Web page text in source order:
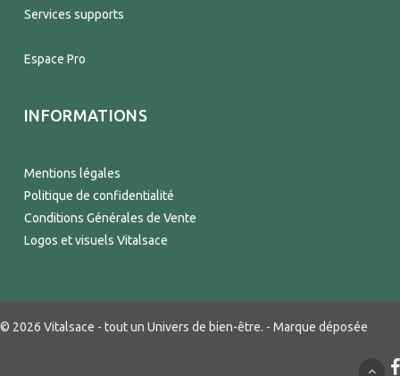
Services supports
Espace Pro
INFORMATIONS
Mentions légales
Politique de confidentialité
Conditions Générales de Vente
Logos et visuels Vitalsace
© 2026 Vitalsace - tout un Univers de bien-être. - Marque déposée